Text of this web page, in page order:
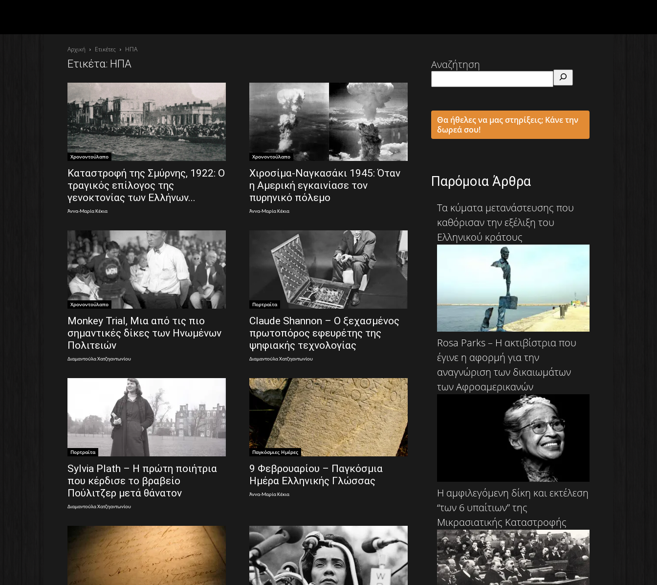
Αρχική Ετικέτες ΗΠΑ
Ετικέτα: ΗΠΑ
Χρονοντούλαπο
Καταστροφή της Σμύρνης, 1922: Ο
τραγικός επίλογος της
γενοκτονίας των Ελλήνων...
Άννα-Μαρία Κέκια
Χρονοντούλαπο
Χιροσίμα-Ναγκασάκι 1945: Όταν
η Αμερική εγκαινίασε τον
πυρηνικό πόλεμο
Άννα-Μαρία Κέκια
Χρονοντούλαπο
Monkey Trial, Μια από τις πιο
σημαντικές δίκες των Ηνωμένων
Πολιτειών
Διαμαντούλα Χατζηαντωνίου
Πορτραίτα
Claude Shannon – Ο ξεχασμένος
πρωτοπόρος εφευρέτης της
ψηφιακής τεχνολογίας
Διαμαντούλα Χατζηαντωνίου
Πορτραίτα
Sylvia Plath – Η πρώτη ποιήτρια
που κέρδισε το βραβείο
Πούλιτζερ μετά θάνατον
Διαμαντούλα Χατζηαντωνίου
Παγκόσμιες Ημέρες
9 Φεβρουαρίου – Παγκόσμια
Ημέρα Ελληνικής Γλώσσας
Άννα-Μαρία Κέκια
Αναζήτηση
Θα ήθελες να μας στηρίξεις; Κάνε την
δωρεά σου!
Παρόμοια Άρθρα
Τα κύματα μετανάστευσης που
καθόρισαν την εξέλιξη του
Ελληνικού κράτους
Rosa Parks – Η ακτιβίστρια που
έγινε η αφορμή για την
αναγνώριση των δικαιωμάτων
των Αφροαμερικανών
Η αμφιλεγόμενη δίκη και εκτέλεση
“των 6 υπαίτιων” της
Μικρασιατικής Καταστροφής